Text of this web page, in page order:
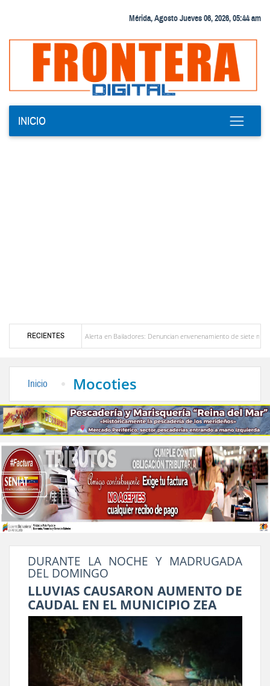
Mérida, Agosto Jueves 06, 2026, 05:44 am
INICIO
RECIENTES
Alerta en Bailadores: Denuncian envenenamiento de siete mascotas en El
Inicio Mocoties
DURANTE LA NOCHE Y MADRUGADA
DEL DOMINGO
LLUVIAS CAUSARON AUMENTO DE
CAUDAL EN EL MUNICIPIO ZEA